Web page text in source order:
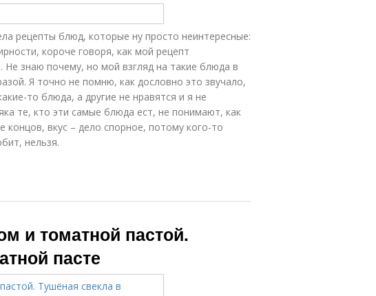
рецепты блюд, которые ну просто неинтересные:
короче говоря, как мой рецепт
Не знаю почему, но мой взгляд на такие блюда в
Я точно не помню, как дословно это звучало,
то блюда, а другие не нравятся и я не
те, кто эти самые блюда ест, не понимают, как
концов, вкус – дело спорное, потому кого-то
нельзя.
и томатной пастой.
пасте